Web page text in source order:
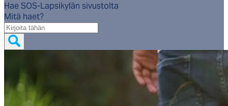
Hae SOS-Lapsikylän sivustolta
Mitä haet?
Mitä
haet?